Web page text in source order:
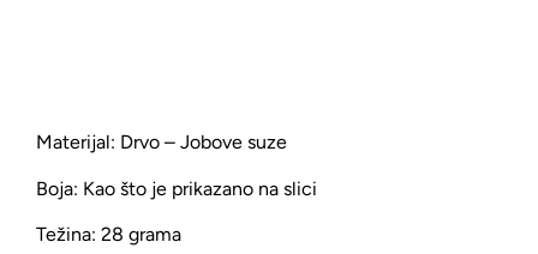
Materijal: Drvo – Jobove suze
Boja: Kao što je prikazano na slici
Težina: 28 grama